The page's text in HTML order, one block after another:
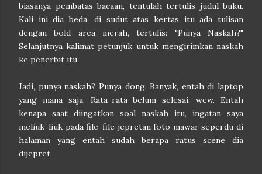
biasanya pembatas bacaan, tentulah tertulis judul buku.
Kali ini dia beda, di sudut atas kertas itu ada tulisan
dengan bold area merah, tertulis: "Punya Naskah?"
Selanjutnya kalimat petunjuk untuk mengirimkan naskah
ke penerbit itu.
Jadi, punya naskah? Punya dong. Banyak, entah di laptop
yang mana saja. Rata-rata belum selesai, wew. Entah
kenapa saat diingatkan soal naskah itu, ingatan saya
meliuk-liuk pada file-file jepretan foto mawar seperdu di
halaman yang entah sudah berapa ratus scene dia
dijepret.